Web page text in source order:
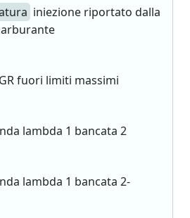
iniezione riportato dalla
fuori limiti massimi
lambda 1 bancata 2
lambda 1 bancata 2-